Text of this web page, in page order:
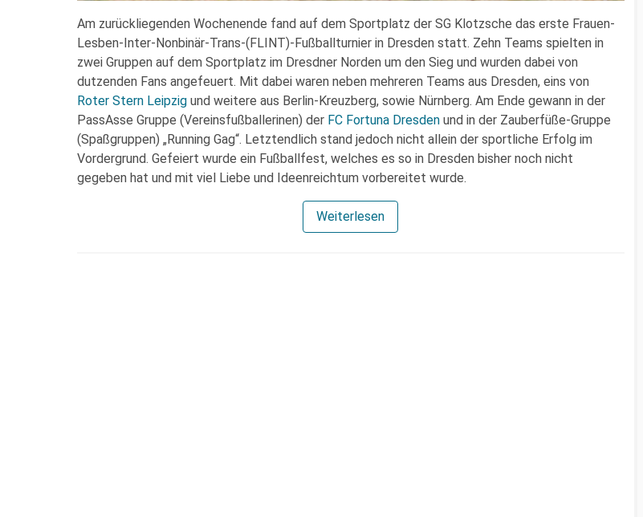
Am zurückliegenden Wochenende fand auf dem Sportplatz der SG Klotzsche das erste Frauen-
Lesben-Inter-Nonbinär-Trans-(FLINT)-Fußballturnier in Dresden statt. Zehn Teams spielten in
zwei Gruppen auf dem Sportplatz im Dresdner Norden um den Sieg und wurden dabei von
dutzenden Fans angefeuert. Mit dabei waren neben mehreren Teams aus Dresden, eins von
Roter Stern Leipzig und weitere aus Berlin-Kreuzberg, sowie Nürnberg. Am Ende gewann in der
PassAsse Gruppe (Vereinsfußballerinen) der FC Fortuna Dresden und in der Zauberfüße-Gruppe
(Spaßgruppen) „Running Gag“. Letztendlich stand jedoch nicht allein der sportliche Erfolg im
Vordergrund. Gefeiert wurde ein Fußballfest, welches es so in Dresden bisher noch nicht
gegeben hat und mit viel Liebe und Ideenreichtum vorbereitet wurde.
Weiterlesen